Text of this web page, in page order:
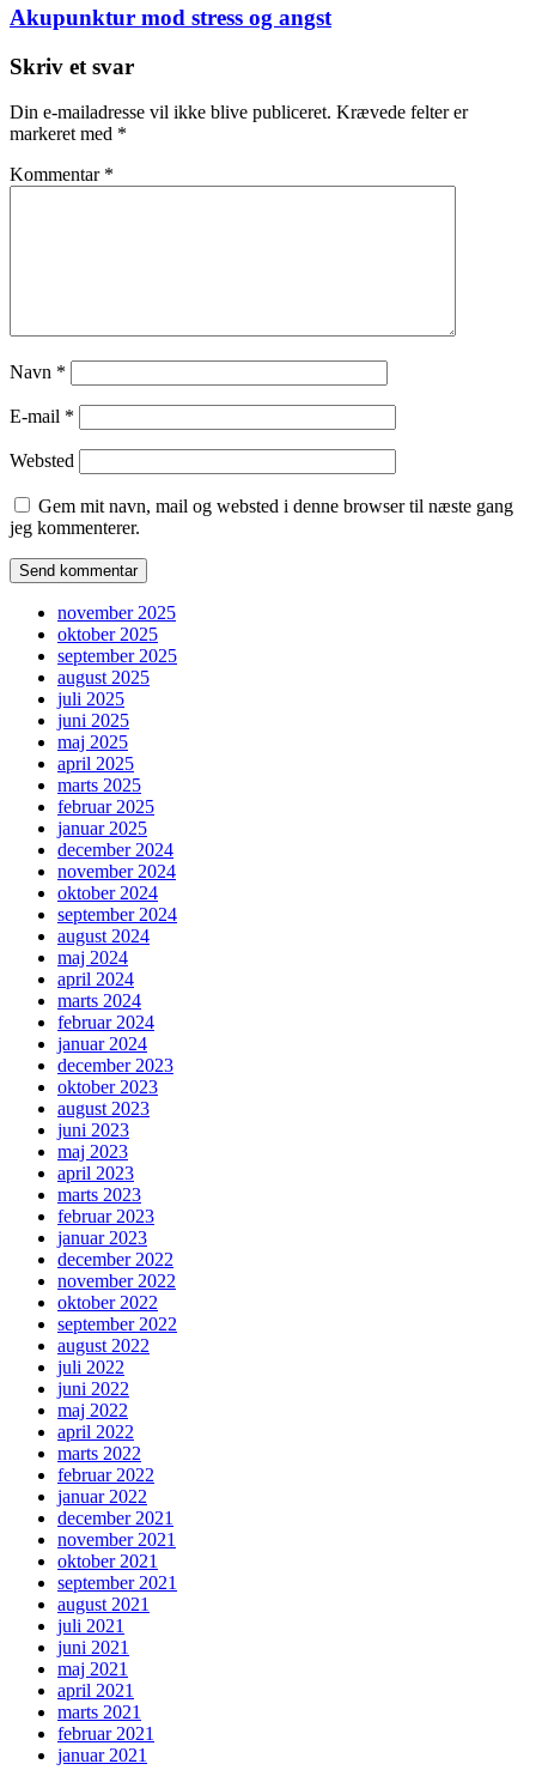
Akupunktur mod stress og angst
Skriv et svar
Din e-mailadresse vil ikke blive publiceret. Krævede felter er
markeret med *
Kommentar *
Navn *
E-mail *
Websted
Gem mit navn, mail og websted i denne browser til næste gang
jeg kommenterer.
november 2025
oktober 2025
september 2025
august 2025
juli 2025
juni 2025
maj 2025
april 2025
marts 2025
februar 2025
januar 2025
december 2024
november 2024
oktober 2024
september 2024
august 2024
maj 2024
april 2024
marts 2024
februar 2024
januar 2024
december 2023
oktober 2023
august 2023
juni 2023
maj 2023
april 2023
marts 2023
februar 2023
januar 2023
december 2022
november 2022
oktober 2022
september 2022
august 2022
juli 2022
juni 2022
maj 2022
april 2022
marts 2022
februar 2022
januar 2022
december 2021
november 2021
oktober 2021
september 2021
august 2021
juli 2021
juni 2021
maj 2021
april 2021
marts 2021
februar 2021
januar 2021